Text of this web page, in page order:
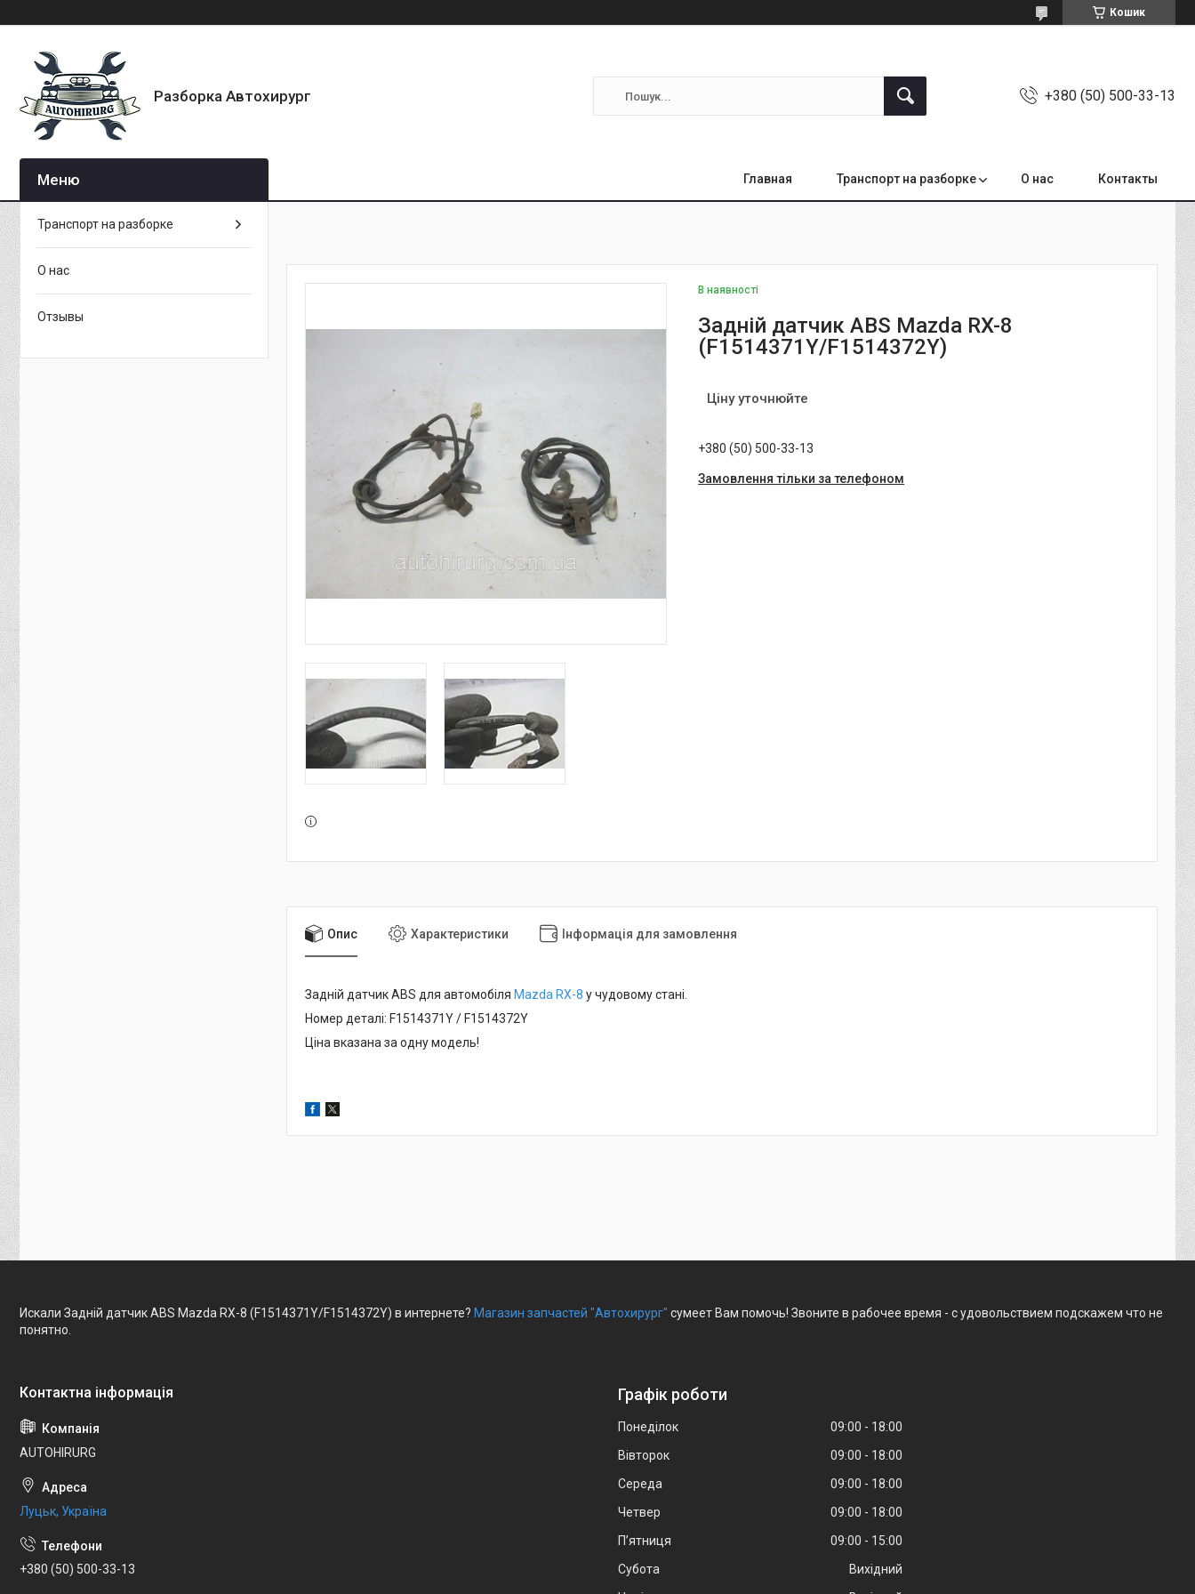
Кошик
Разборка Автохирург +380 (50) 500-33-13
Главная Транспорт на разборке О нас Контакты
В наявності
Задній датчик ABS Mazda RX-8
(F1514371Y/F1514372Y)
Ціну уточнюйте
+380 (50) 500-33-13
Замовлення тільки за телефоном
Опис Характеристики Інформація для замовлення
Задній датчик ABS для автомобіля Mazda RX-8 у чудовому стані.
Номер деталі: F1514371Y / F1514372Y
Ціна вказана за одну модель!
Транспорт на разборке
О нас
Отзывы
Искали Задній датчик ABS Mazda RX-8 (F1514371Y/F1514372Y) в интернете? Магазин запчастей "Автохирург" сумеет Вам помочь! Звоните в рабочее время - с удовольствием подскажем что не
понятно.
AUTOHIRURG
Луцьк, Україна
+380 (50) 500-33-13
Графік роботи
Понеділок 09:00
18:00
Вівторок
09:00
18:00
Середа
09:00
18:00
Четвер
09:00
18:00
Пʼятниця
09:00
15:00
Субота
Вихідний